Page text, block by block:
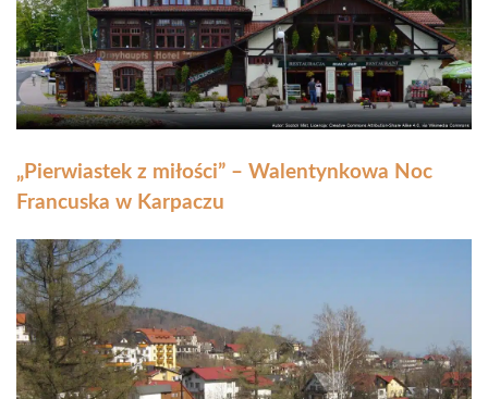
„Pierwiastek z miłości” – Walentynkowa Noc
Francuska w Karpaczu